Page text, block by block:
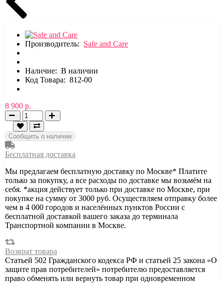
Производитель: Safe and Care
Наличие: В наличии
Код Товара: 812-00
8 900 р.
Сообщить о наличии
Бесплатная доставка
Мы предлагаем бесплатную доставку по Москве* Платите
только за покупку, а все расходы по доставке мы возьмём на
себя. *акция действует только при доставке по Москве, при
покупке на сумму от 3000 руб. Осуществляем отправку более
чем в 4 000 городов и населённых пунктов России с
бесплатной доставкой вашего заказа до терминала
Транспортной компании в Москве.
Возврат товара
Статьей 502 Гражданского кодекса РФ и статьей 25 закона «О
защите прав потребителей» потребителю предоставляется
право обменять или вернуть товар при одновременном